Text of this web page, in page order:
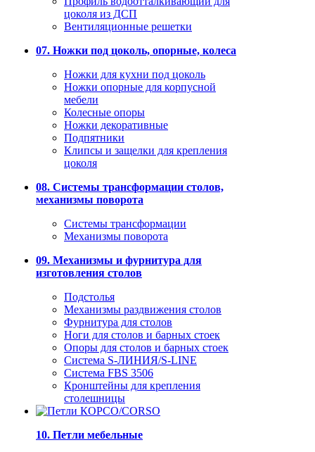
цоколя из ДСП
Вентиляционные решетки
07. Ножки под цоколь, опорные, колеса
Ножки для кухни под цоколь
Ножки опорные для корпусной
мебели
Колесные опоры
Ножки декоративные
Подпятники
Клипсы и защелки для крепления
цоколя
08. Системы трансформации столов,
механизмы поворота
Системы трансформации
Механизмы поворота
09. Механизмы и фурнитура для
изготовления столов
Подстолья
Механизмы раздвижения столов
Фурнитура для столов
Ноги для столов и барных стоек
Опоры для столов и барных стоек
Система S-ЛИНИЯ/S-LINE
Система FBS 3506
Кронштейны для крепления
столешницы
10. Петли мебельные